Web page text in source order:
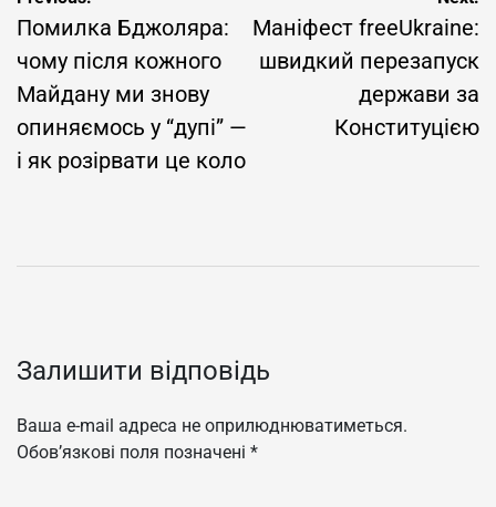
записів
Помилка Бджоляра:
чому після кожного
Майдану ми знову
опиняємось у “дупі” —
і як розірвати це коло
Маніфест freeUkraine:
швидкий перезапуск
держави за
Конституцією
Залишити відповідь
Ваша e-mail адреса не оприлюднюватиметься.
Обов’язкові поля позначені *